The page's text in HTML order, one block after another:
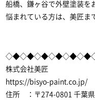
船橋、鎌ヶ谷で外壁塗装を
悩まれている方は、美匠ま
株式会社美匠
https://bisyo-paint.co.jp/
住所 ：〒274-0801 千葉